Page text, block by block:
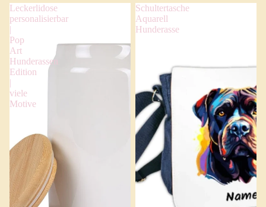
Leckerlidose
personalisierbar
|
Pop
Art
Hunderassen
Edition
|
viele
Motive
Schultertasche
Aquarell
Hunderasse